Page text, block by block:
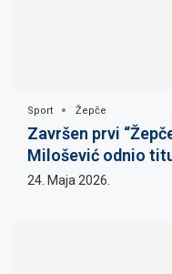
Sport Žepče
Završen prvi
Milošević odnio
24. Maja 2026.